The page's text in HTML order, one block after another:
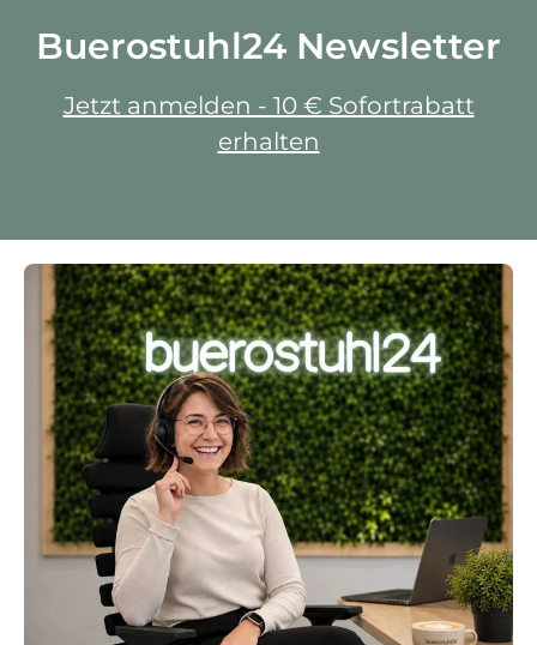
Buerostuhl24 Newsletter
Jetzt anmelden - 10 € Sofortrabatt
erhalten